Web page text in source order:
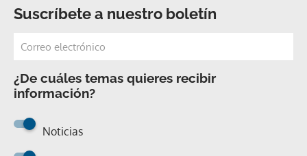
Suscríbete a nuestro boletín
¿De cuáles temas quieres recibir
información?
Noticias